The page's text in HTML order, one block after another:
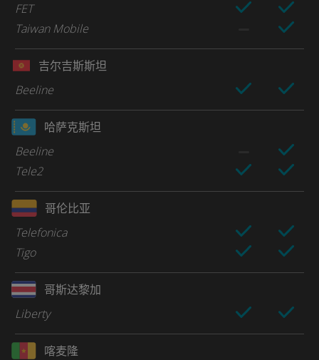
FET
Taiwan Mobile
吉尔吉斯斯坦
Beeline
哈萨克斯坦
Beeline
Tele2
哥伦比亚
Telefonica
Tigo
哥斯达黎加
Liberty
喀麦隆